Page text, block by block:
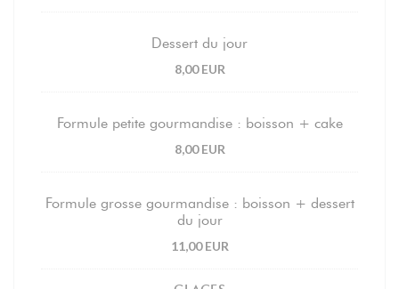
Dessert du jour
8,00 EUR
Formule petite gourmandise : boisson + cake
8,00 EUR
Formule grosse gourmandise : boisson + dessert
du jour
11,00 EUR